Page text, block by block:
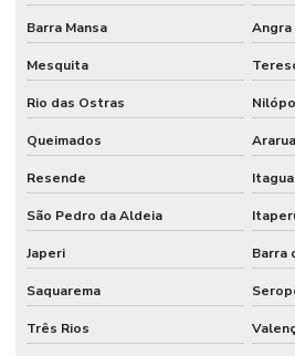
Controle de acesso condominial
Controle de acesso para condomínio
Controle de acesso control id manual
Controle de acesso dahua
Controle de acesso para estacionamento
Controle de acesso garagem
Controle de acesso garagem condomínio
Barra Mansa Angra
Mesquita
Rio das Ostras
Queimados
Resende
São Pedro da Aldeia
Japeri Barra
Saquarema
Três Rios